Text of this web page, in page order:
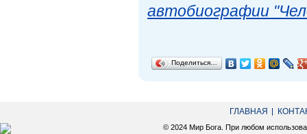
автобиографии
Поделиться…
ГЛАВНАЯ
© 2024 Мир Бога. При любом